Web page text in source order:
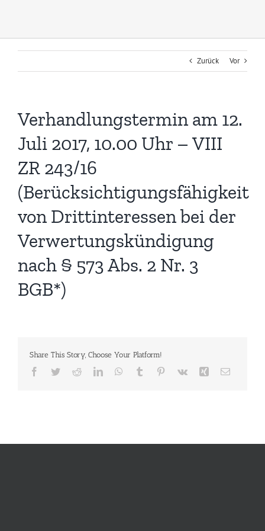
Zurück Vor
Verhandlungstermin am 12.
Juli 2017, 10.00 Uhr – VIII
ZR 243/16
(Berücksichtigungsfähigkeit
von Drittinteressen bei der
Verwertungskündigung
nach § 573 Abs. 2 Nr. 3
BGB*)
Share This Story, Choose Your Platform!
Facebook
TwitterRedditLinkedInWhatsApp
Tumblr Pinterest
Vk Xing E-